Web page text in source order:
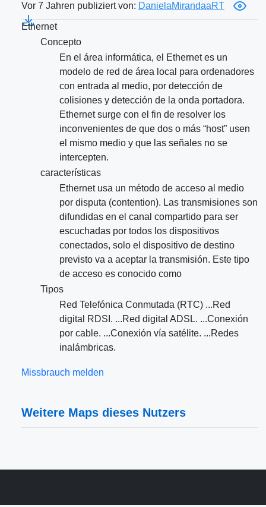
Vor 7 Jahren publiziert von: DanielaMirandaaRT
Ethernet
Concepto
En el área informática, el Ethernet es un
modelo de red de área local para ordenadores
con entrada al medio, por detección de
colisiones y detección de la onda portadora.
Ethernet surge con el fin de resolver los
inconvenientes de que dos o más “host” usen
el mismo medio y que las señales no se
intercepten.
características
Ethernet usa un método de acceso al medio
por disputa (contention). Las transmisiones son
difundidas en el canal compartido para ser
escuchadas por todos los dispositivos
conectados, solo el dispositivo de destino
previsto va a aceptar la transmisión. Este tipo
de acceso es conocido como
Tipos
Red Telefónica Conmutada (RTC) ...Red
digital RDSI. ...Red digital ADSL. ...Conexión
por cable. ...Conexión vía satélite. ...Redes
inalámbricas.
Missbrauch melden
Weitere Maps dieses Nutzers